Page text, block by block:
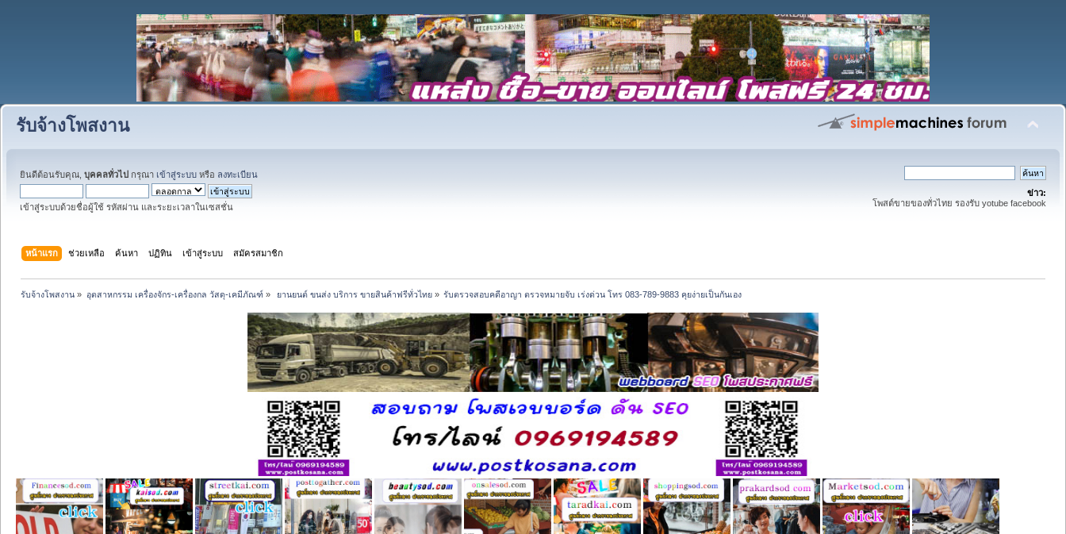
รับจ้างโพสงาน
ยินดีต้อนรับคุณ, บุคคลทั่วไป กรุณา เข้าสู่ระบบ หรือ ลงทะเบียน
เข้าสู่ระบบด้วยชื่อผู้ใช้ รหัสผ่าน และระยะเวลาในเซสชั่น
ข่าว:
โพสต์ขายของทั่วไทย รองรับ yotube facebook
หน้าแรก ช่วยเหลือ ค้นหา ปฏิทิน เข้าสู่ระบบ สมัครสมาชิก
รับจ้างโพสงาน » อุตสาหกรรม เครื่องจักร-เครื่องกล วัสดุ-เคมีภัณฑ์ » ยานยนต์ ขนส่ง บริการ ขายสินค้าฟรีทั่วไทย» รับตรวจสอบคดีอาญา ตรวจหมายจับ เร่งด่วน โทร 083-789-9883 คุยง่ายเป็นกันเอง